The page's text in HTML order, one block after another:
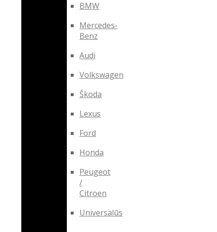
BMW
Mercedes-
Benz
Audi
Volkswagen
Škoda
Lexus
Ford
Honda
Peugeot
/
Citroen
Universalūs